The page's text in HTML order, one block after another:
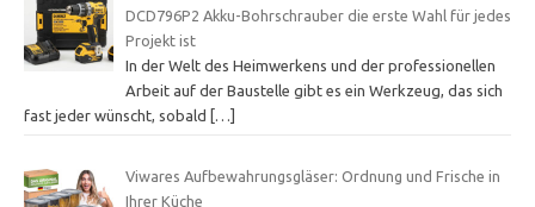
DCD796P2 Akku-Bohrschrauber die erste Wahl für jedes
Projekt ist
In der Welt des Heimwerkens und der professionellen
Arbeit auf der Baustelle gibt es ein Werkzeug, das sich
fast jeder wünscht, sobald […]
Viwares Aufbewahrungsgläser: Ordnung und Frische in
Ihrer Küche